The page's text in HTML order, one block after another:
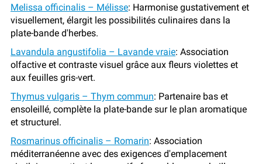
Melissa officinalis – Mélisse: Harmonise gustativement et
visuellement, élargit les possibilités culinaires dans la
plate-bande d'herbes.
Lavandula angustifolia – Lavande vraie: Association
olfactive et contraste visuel grâce aux fleurs violettes et
aux feuilles gris-vert.
Thymus vulgaris – Thym commun: Partenaire bas et
ensoleillé, complète la plate-bande sur le plan aromatique
et structurel.
Rosmarinus officinalis – Romarin: Association
méditerranéenne avec des exigences d'emplacement